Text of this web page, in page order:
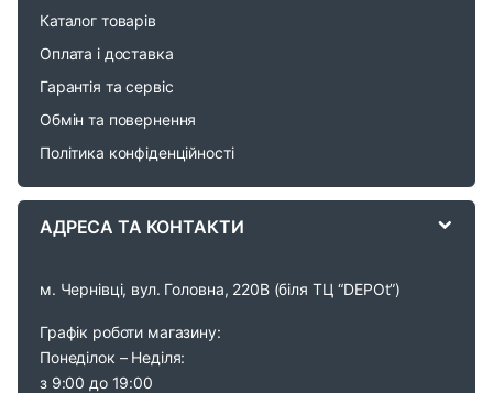
Каталог товарів
Оплата і доставка
Гарантія та сервіс
Обмін та повернення
Політика конфіденційності
АДРЕСА ТА КОНТАКТИ
м. Чернівці, вул. Головна, 220В (біля ТЦ “DEPOt”)
Графік роботи магазину:
Понеділок – Неділя:
з 9:00 до 19:00